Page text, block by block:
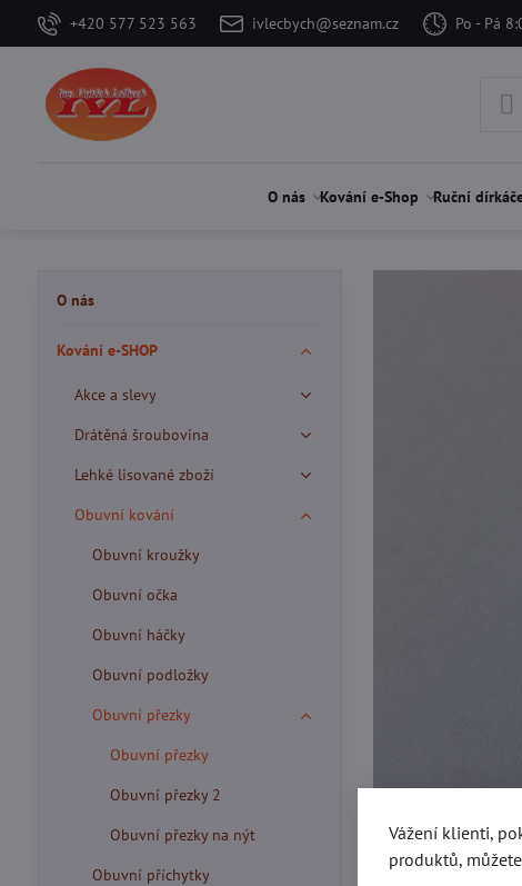
+420 577 523 563 ivlecbych@seznam.cz Po - Pá
O nás Kování e-Shop Ruční
O nás
Kování e-SHOP
Akce a slevy
Drátěná šroubovina
Lehké lisované zboží
Obuvní kování
Obuvní kroužky
Obuvní očka
Obuvní háčky
Obuvní podložky
Obuvní přezky
Obuvní přezky
Obuvní přezky 2
Obuvní přezky na nýt
Obuvní příchytky
Vážení klienti,
produktů,